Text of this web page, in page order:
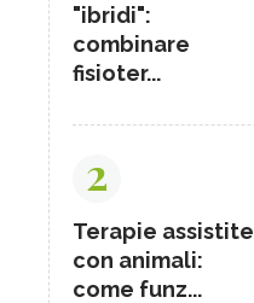
"ibridi":
combinare
fisioter...
2
Terapie assistite
con animali:
come funz...